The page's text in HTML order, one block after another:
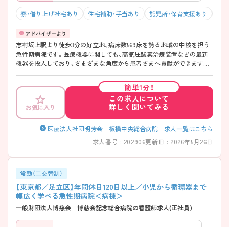
寮・借り上げ社宅あり 住宅補助・手当あり 託児所・保育支援あり
志村坂上駅より徒歩3分の好立地、病床数569床を誇る地域の中核を担う
急性期病院です。医療機器に関しても、高気圧酸素治療装置などの最新
機器を投入しており、さまざまな角度から患者さまへ貢献ができます。
から看護を学びたい方から看護師としてスキルを高めたい方まで幅広い
方にオススメできます！ ご興味ある方には、面接対策ポイントなど、さら
に詳細をお話しいたしますのでお気軽にご相談ください。
お気に入り
簡単1分！
この求人について
詳しく聞いてみる
医療法人社団明芳会 板橋中央総合病院 求人一覧はこちら
求人番号 : 202906更新日 : 2026年5月26日
常勤（二交替制）
【東京都／足立区】年間休日120日以上／小児から循環器まで
幅広く学べる急性期病院＜病棟＞
一般財団法人博慈会 博慈会記念総合病院の看護師求人(正社員)